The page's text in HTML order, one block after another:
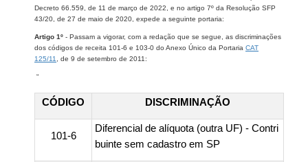
Decreto 66.559, de 11 de março de 2022, e no artigo 7º da Resolução SFP
43/20, de 27 de maio de 2020, expede a seguinte portaria:
Artigo 1º - Passam a vigorar, com a redação que se segue, as discriminações
dos códigos de receita 101-6 e 103-0 do Anexo Único da Portaria CAT
125/11
, de 9 de setembro de 2011:
“
CÓDIGO DISCRIMINAÇÃO
101-6
Diferencial de alíquota (outra UF) - Contri
buinte sem cadastro em SP